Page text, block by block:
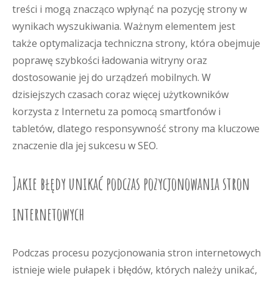
treści i mogą znacząco wpłynąć na pozycję strony w
wynikach wyszukiwania. Ważnym elementem jest
także optymalizacja techniczna strony, która obejmuje
poprawę szybkości ładowania witryny oraz
dostosowanie jej do urządzeń mobilnych. W
dzisiejszych czasach coraz więcej użytkowników
korzysta z Internetu za pomocą smartfonów i
tabletów, dlatego responsywność strony ma kluczowe
znaczenie dla jej sukcesu w SEO.
Jakie błędy unikać podczas pozycjonowania stron
internetowych
Podczas procesu pozycjonowania stron internetowych
istnieje wiele pułapek i błędów, których należy unikać,